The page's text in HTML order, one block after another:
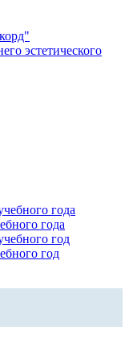
эстетического
года
года
год
год